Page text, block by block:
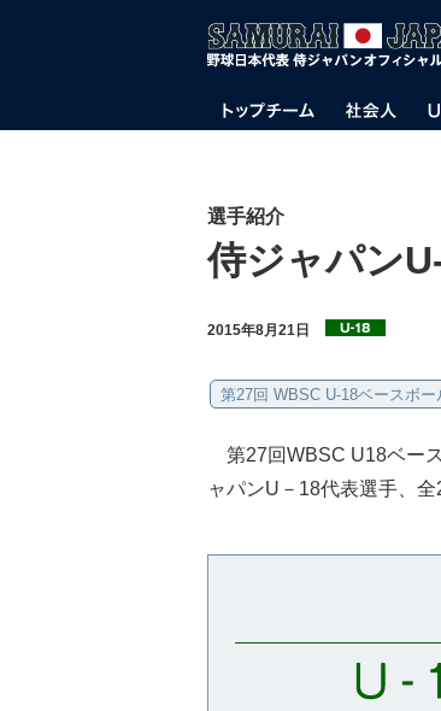
選手紹介
侍ジャパン
2015年8月21日
第27回 WBSC U-18ベースボ
第27回WBSC U18ベー
ャパンU－18代表選手、